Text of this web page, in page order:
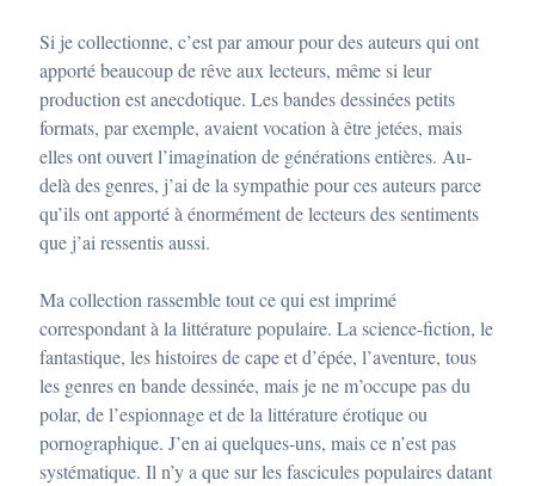
Si je collectionne, c’est par amour pour des auteurs qui ont
apporté beaucoup de rêve aux lecteurs, même si leur
production est anecdotique. Les bandes dessinées petits
formats, par exemple, avaient vocation à être jetées, mais
elles ont ouvert l’imagination de générations entières. Au-
delà des genres, j’ai de la sympathie pour ces auteurs parce
qu’ils ont apporté à énormément de lecteurs des sentiments
que j’ai ressentis aussi.
Ma collection rassemble tout ce qui est imprimé
correspondant à la littérature populaire. La science-fiction, le
fantastique, les histoires de cape et d’épée, l’aventure, tous
les genres en bande dessinée, mais je ne m’occupe pas du
polar, de l’espionnage et de la littérature érotique ou
pornographique. J’en ai quelques-uns, mais ce n’est pas
systématique. Il n’y a que sur les fascicules populaires datant